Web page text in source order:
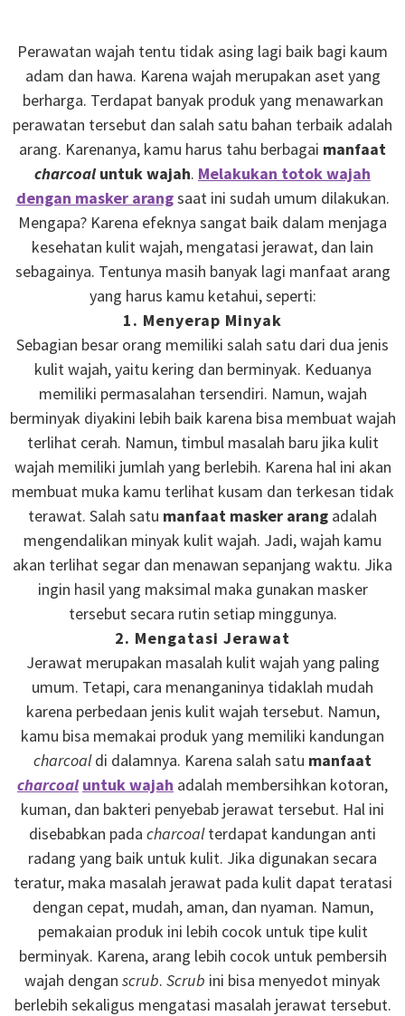
Perawatan wajah tentu tidak asing lagi baik bagi kaum
adam dan hawa. Karena wajah merupakan aset yang
berharga. Terdapat banyak produk yang menawarkan
perawatan tersebut dan salah satu bahan terbaik adalah
arang. Karenanya, kamu harus tahu berbagai manfaat
charcoaluntuk wajah. Melakukan totok wajah
dengan masker arangsaat ini sudah umum dilakukan.
Mengapa? Karena efeknya sangat baik dalam menjaga
kesehatan kulit wajah, mengatasi jerawat, dan lain
sebagainya. Tentunya masih banyak lagi manfaat arang
yang harus kamu ketahui, seperti:
1. Menyerap Minyak
Sebagian besar orang memiliki salah satu dari dua jenis
kulit wajah, yaitu kering dan berminyak. Keduanya
memiliki permasalahan tersendiri. Namun, wajah
berminyak diyakini lebih baik karena bisa membuat wajah
terlihat cerah. Namun, timbul masalah baru jika kulit
wajah memiliki jumlah yang berlebih. Karena hal ini akan
membuat muka kamu terlihat kusam dan terkesan tidak
terawat. Salah satu manfaat masker arang adalah
mengendalikan minyak kulit wajah. Jadi, wajah kamu
akan terlihat segar dan menawan sepanjang waktu. Jika
ingin hasil yang maksimal maka gunakan masker
tersebut secara rutin setiap minggunya.
2. Mengatasi Jerawat
Jerawat merupakan masalah kulit wajah yang paling
umum. Tetapi, cara menanganinya tidaklah mudah
karena perbedaan jenis kulit wajah tersebut. Namun,
kamu bisa memakai produk yang memiliki kandungan
charcoaldi dalamnya. Karena salah satu manfaat
charcoal untuk wajah adalah membersihkan kotoran,
kuman, dan bakteri penyebab jerawat tersebut. Hal ini
disebabkan pada charcoalterdapat kandungan anti
radang yang baik untuk kulit. Jika digunakan secara
teratur, maka masalah jerawat pada kulit dapat teratasi
dengan cepat, mudah, aman, dan nyaman. Namun,
pemakaian produk ini lebih cocok untuk tipe kulit
berminyak. Karena, arang lebih cocok untuk pembersih
wajah dengan scrub. Scrub ini bisa menyedot minyak
berlebih sekaligus mengatasi masalah jerawat tersebut.